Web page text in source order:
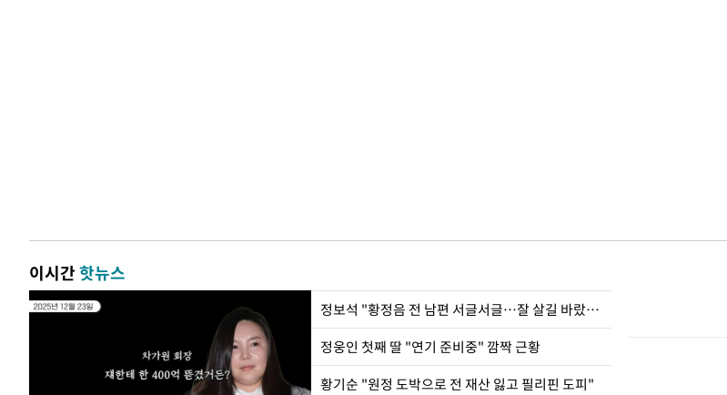
이시간핫뉴스
정보석 "황정음 전 남편 서글서글…잘 살길 바랐는데"
정웅인 첫째 딸 "연기 준비중" 깜짝 근황
황기순 "원정 도박으로 전 재산 잃고 필리핀 도피"